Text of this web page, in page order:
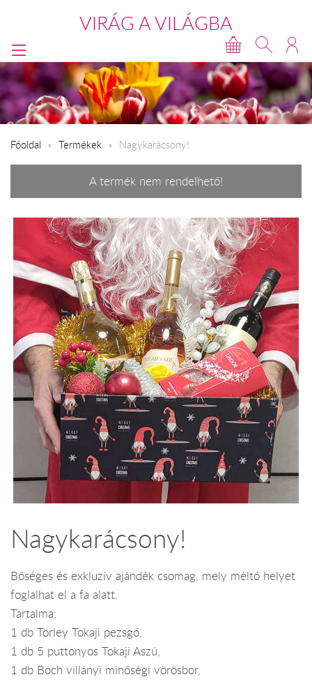
VIRÁG A VILÁGBA
Főoldal Termékek Nagykarácsony!
A termék nem rendelhető!
Nagykarácsony!
Bőséges és exkluzív ajándék csomag, mely méltó helyet
foglalhat el a fa alatt.
Tartalma:
1 db Törley Tokaji pezsgő,
1 db 5 puttonyos Tokaji Aszú,
1 db Boch villányi minőségi vörösbor,